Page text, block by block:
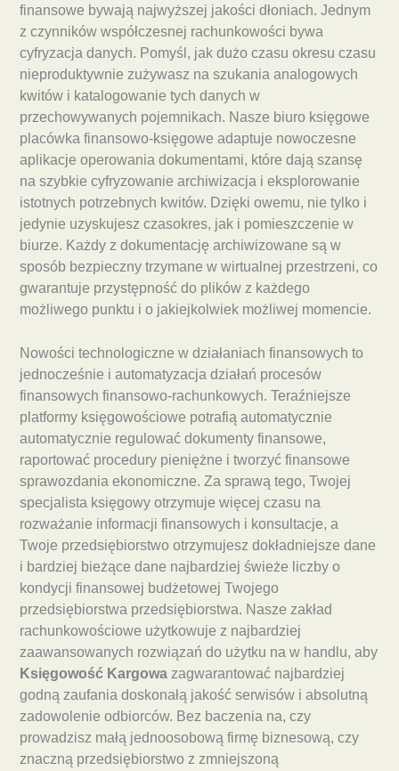
finansowe bywają najwyższej jakości dłoniach. Jednym
z czynników współczesnej rachunkowości bywa
cyfryzacja danych. Pomyśl, jak dużo czasu okresu czasu
nieproduktywnie zużywasz na szukania analogowych
kwitów i katalogowanie tych danych w
przechowywanych pojemnikach. Nasze biuro księgowe
placówka finansowo-księgowe adaptuje nowoczesne
aplikacje operowania dokumentami, które dają szansę
na szybkie cyfryzowanie archiwizacja i eksplorowanie
istotnych potrzebnych kwitów. Dzięki owemu, nie tylko i
jedynie uzyskujesz czasokres, jak i pomieszczenie w
biurze. Każdy z dokumentację archiwizowane są w
sposób bezpieczny trzymane w wirtualnej przestrzeni, co
gwarantuje przystępność do plików z każdego
możliwego punktu i o jakiejkolwiek możliwej momencie.
Nowości technologiczne w działaniach finansowych to
jednocześnie i automatyzacja działań procesów
finansowych finansowo-rachunkowych. Teraźniejsze
platformy księgowościowe potrafią automatycznie
automatycznie regulować dokumenty finansowe,
raportować procedury pieniężne i tworzyć finansowe
sprawozdania ekonomiczne. Za sprawą tego, Twojej
specjalista księgowy otrzymuje więcej czasu na
rozważanie informacji finansowych i konsultacje, a
Twoje przedsiębiorstwo otrzymujesz dokładniejsze dane
i bardziej bieżące dane najbardziej świeże liczby o
kondycji finansowej budżetowej Twojego
przedsiębiorstwa przedsiębiorstwa. Nasze zakład
rachunkowościowe użytkowuje z najbardziej
zaawansowanych rozwiązań do użytku na w handlu, aby
Księgowość Kargowa zagwarantować najbardziej
godną zaufania doskonałą jakość serwisów i absolutną
zadowolenie odbiorców. Bez baczenia na, czy
prowadzisz małą jednoosobową firmę biznesową, czy
znaczną przedsiębiorstwo z zmniejszoną